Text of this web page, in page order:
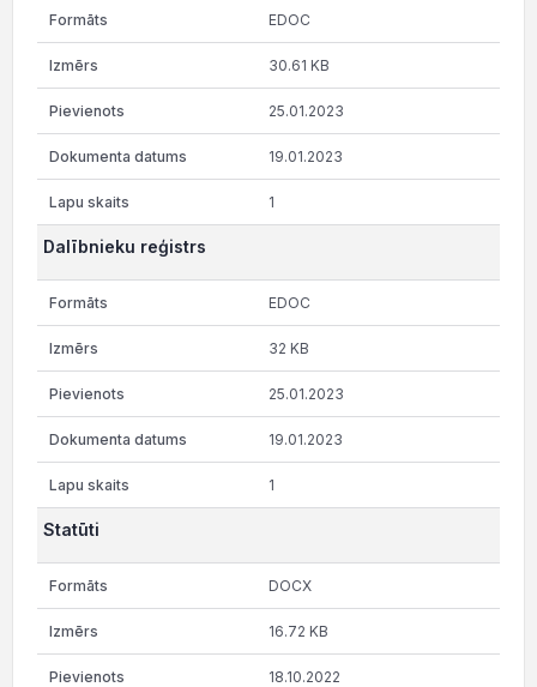
EDOC
30.61 KB
25.01.2023
19.01.2023
1
Dalībnieku reģistrs
EDOC
32 KB
25.01.2023
19.01.2023
1
Statūti
DOCX
16.72 KB
18.10.2022